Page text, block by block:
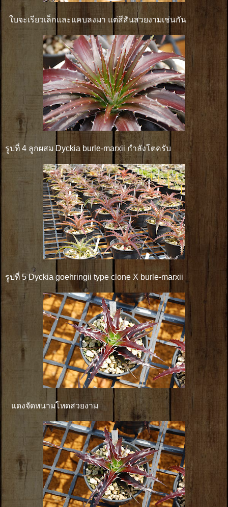
ใบจะเรียวเล็กและแคบลงมา แต่สีสันสวยงามเช่นกัน
รูปที่ 4 ลูกผสม Dyckia burle-marxii กำลังโตครับ
รูปที่ 5 Dyckia goehringii type clone X burle-marxii
แดงจัดหนามโหดสวยงาม